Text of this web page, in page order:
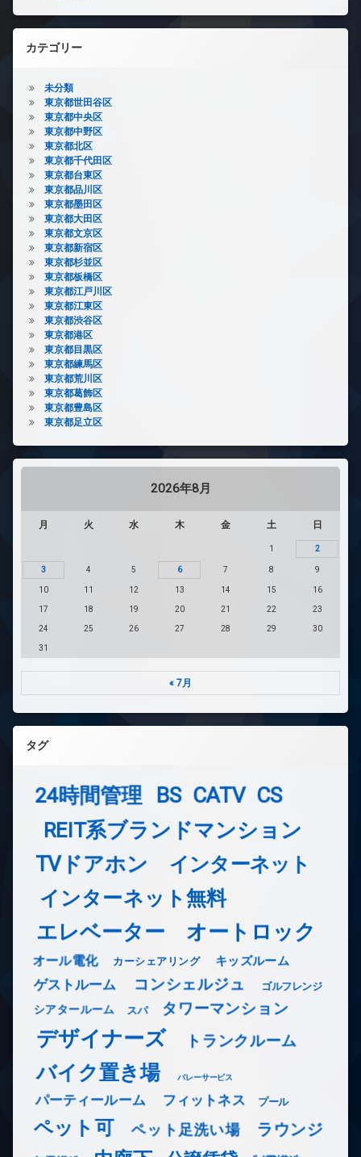
カテゴリー
未分類
東京都世田谷区
東京都中央区
東京都中野区
東京都北区
東京都千代田区
東京都台東区
東京都品川区
東京都墨田区
東京都大田区
東京都文京区
東京都新宿区
東京都杉並区
東京都板橋区
東京都江戸川区
東京都江東区
東京都渋谷区
東京都港区
東京都目黒区
東京都練馬区
東京都荒川区
東京都葛飾区
東京都豊島区
東京都足立区
2026年8月
月 火 水 木 金 土 日
1 2
3 4 5 6 7 8 9
10 11 12 13 14 15 16
17 18 19 20 21 22 23
24 25 26 27 28 29 30
31
« 7月
タグ
24時間管理 BS CATV CS
REIT系ブランドマンション
TVドアホン インターネット
インターネット無料
エレベーター オートロック
オール電化 カーシェアリング キッズルーム
ゲストルーム コンシェルジュ ゴルフレンジ
シアタールーム スパ タワーマンション
デザイナーズ トランクルーム
バイク置き場 バレーサービス
パーティールーム フィットネス プール
ペット可 ペット足洗い場 ラウンジ